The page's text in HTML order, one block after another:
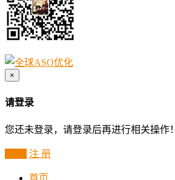
×
请登录
您还未登录，请登录后再进行相关操作！
注 册